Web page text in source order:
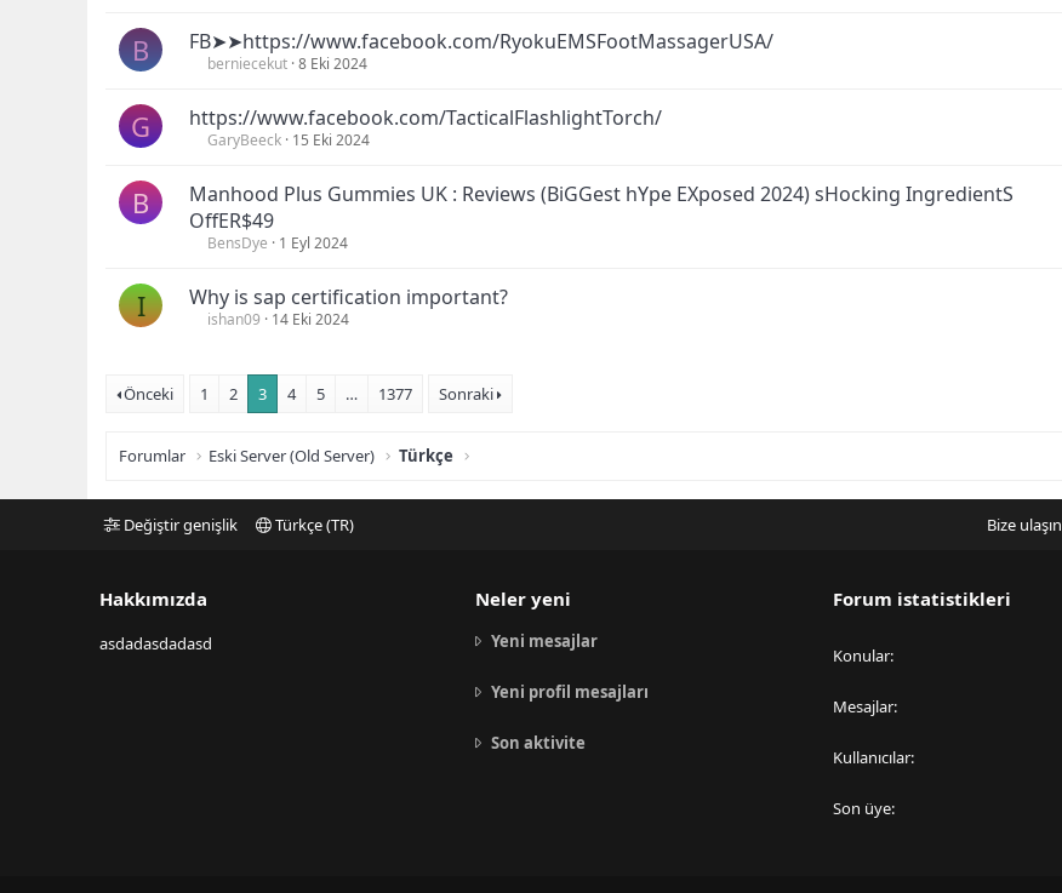
B FB➤➤https://www.facebook.com/RyokuEMSFootMassagerUSA/
berniecekut 8 Eki 2024
G https://www.facebook.com/TacticalFlashlightTorch/
GaryBeeck 15 Eki 2024
B
Manhood Plus Gummies UK : Reviews (BiGGest hYpe EXposed 2024) sHocking IngredientS
OffER$49
BensDye 1 Eyl 2024
I Why is sap certification important?
ishan09 14 Eki 2024
Önceki 1 2 3 4 5 … 1377 Sonraki
Forumlar Eski Server (Old Server) Türkçe
Değiştir genişlik Türkçe (TR) Bize ulaşın
Hakkımızda
asdadasdadasd
Neler yeni
Yeni mesajlar
Yeni profil mesajları
Son aktivite
Forum istatistikleri
Konular
Mesajlar
Kullanıcılar
Son üye